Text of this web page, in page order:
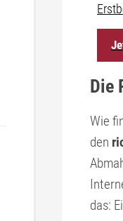
Die
Wie
den
das: